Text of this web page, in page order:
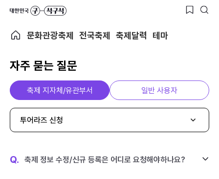
문화관광축제 전국축제 축제달력 테마
자주 묻는 질문
축제 지자체/유관부서 일반 사용자
투어라즈 신청
Q. 축제 정보 수정/신규 등록은 어디로 요청해야하나요?